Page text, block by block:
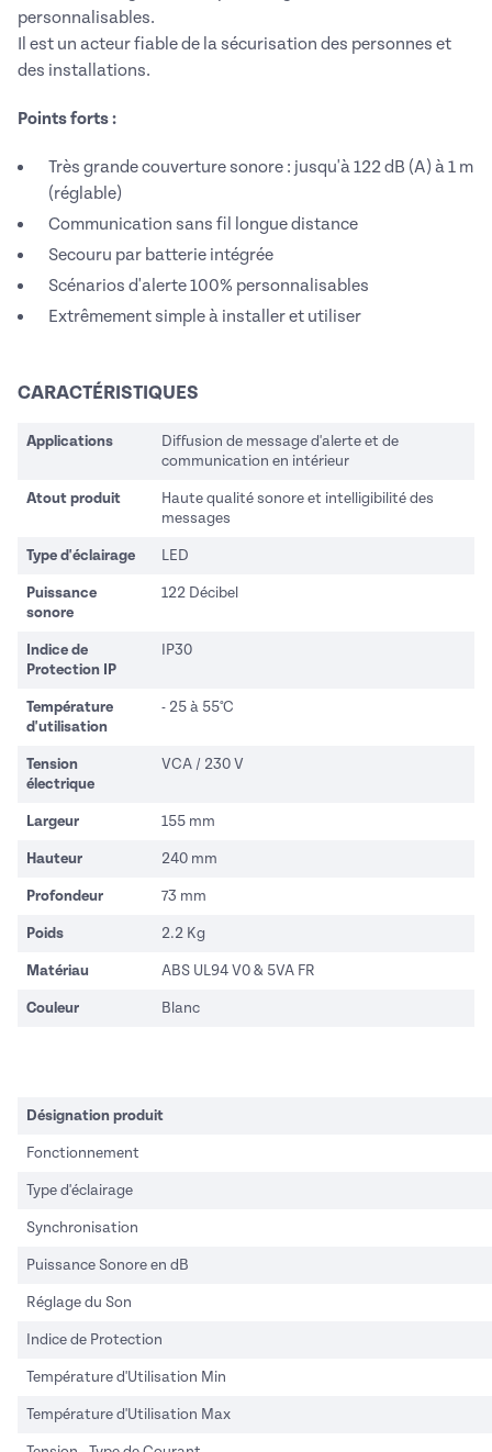
personnalisables.
Il est un acteur fiable de la sécurisation des personnes et
des installations.
Points forts :
Très grande couverture sonore : jusqu'à 122 dB (A) à 1 m
(réglable)
Communication sans fil longue distance
Secouru par batterie intégrée
Scénarios d'alerte 100% personnalisables
Extrêmement simple à installer et utiliser
CARACTÉRISTIQUES
Applications
Diffusion de message d'alerte et de
communication en intérieur
Atout produit
Haute qualité sonore et intelligibilité des
messages
Type d'éclairage LED
Puissance
sonore
122 Décibel
Indice de
Protection IP
IP30
Température
d'utilisation
- 25 à 55°C
Tension
électrique
VCA / 230 V
Largeur 155 mm
Hauteur 240 mm
Profondeur 73 mm
Poids 2.2 Kg
Matériau ABS UL94 V0 & 5VA FR
Couleur Blanc
Désignation produit
Fonctionnement
Type d'éclairage
Synchronisation
Puissance Sonore en dB
Réglage du Son
Indice de Protection
Température d'Utilisation Min
Température d'Utilisation Max